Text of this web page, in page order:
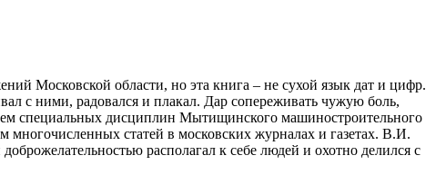
Московской области, но эта книга – не сухой язык дат и цифр.
с ними, радовался и плакал. Дар сопереживать чужую боль,
специальных дисциплин Мытищинского машиностроительного
статей в московских журналах и газетах. В.И.
располагал к себе людей и охотно делился с